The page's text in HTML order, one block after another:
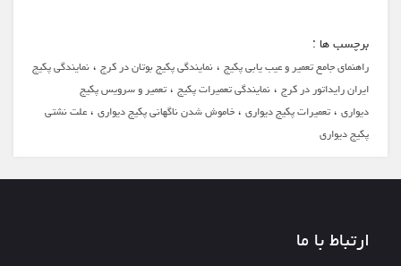
برچسب ها :
راهنمای جامع تعمیر و عیب یابی پکیج،نمایندگی پکیج بوتان در کرج،نمایندگی پکیج
ایران رایداتور در کرج،نمایندگی تعمیرات پکیج،تعمیر و سرویس پکیج
دیواری،تعمیرات پکیج دیواری،خاموش شدن ناگهانی پکیج دیواری،علت نشتی
پکیج دیواری
ارتباط با ما